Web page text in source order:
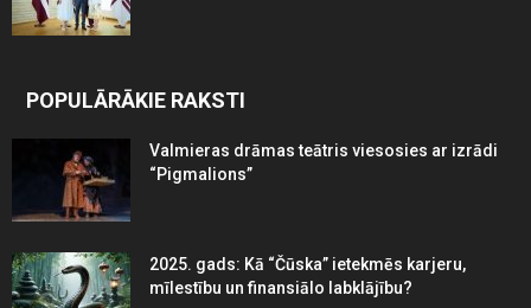
POPULĀRĀKIE RAKSTI
Valmieras drāmas teātris viesosies ar izrādi
“Pigmalions”
2025. gads: Kā “Čūska” ietekmēs karjeru,
mīlestību un finansiālo labklājību?